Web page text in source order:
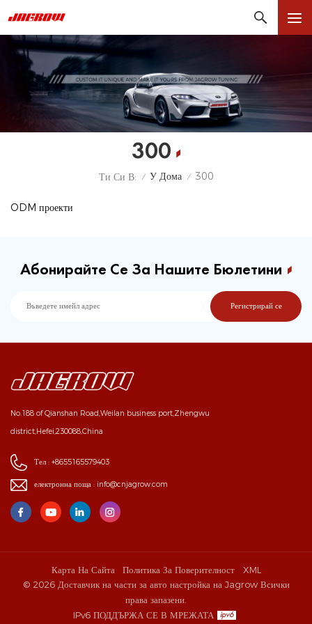
300
Ти Си В: / У Дома / 300
ODM проекти
Абонирайте Се За Нашите Бюлетини
No.188 of Qianshan Road,Weilan business port,Zhengwu
district,Hefei,230088,China
Тел : +8655165579403
електронна поща : info@cnjagrow.com
Карта На Сайта Политика За Поверителност
XML
© 2026 Доставчик на части за авто настройка на Jagrow Всички
права запазени.
IPv6 ПОДДЪРЖА СЕ В МРЕЖАТА